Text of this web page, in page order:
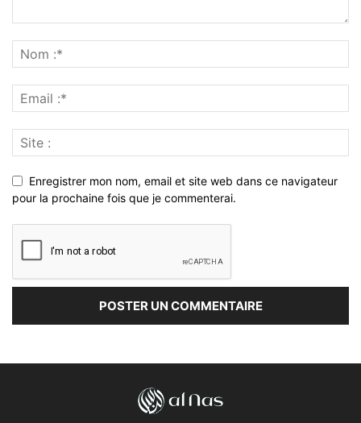
Enregistrer mon nom, email et site web dans ce navigateur
pour la prochaine fois que je commenterai.